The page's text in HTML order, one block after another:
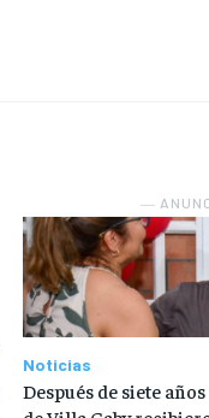
―
Noticias
Después de siete